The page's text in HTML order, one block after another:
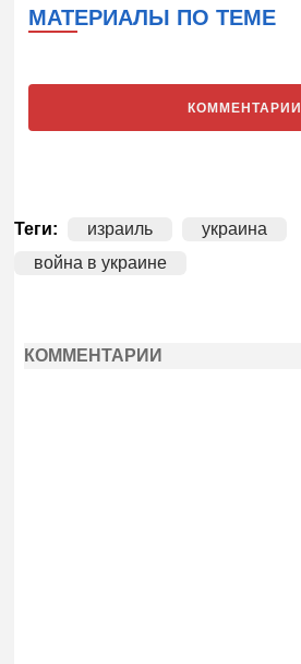
МАТЕРИАЛЫ ПО ТЕМЕ
КОММЕНТАРИИ
Теги: израиль
украина
война в украине
КОММЕНТАРИИ